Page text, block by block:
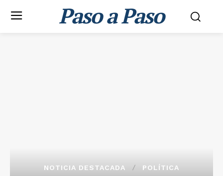
Paso a Paso
NOTICIA DESTACADA POLÍTICA